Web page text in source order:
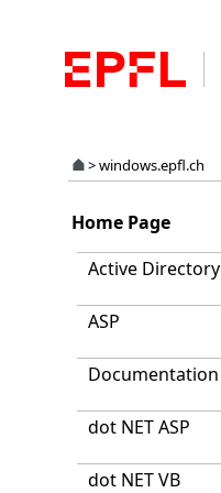
>windows.epfl.ch
Home Page
Active Directory
ASP
Documentation
dot NET ASP
dot NET VB